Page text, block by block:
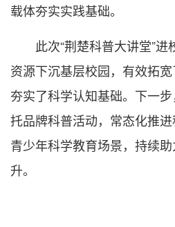
载体夯实实践基础。
此次“荆楚科普大讲堂”
资源下沉基层校园，有效拓宽
夯实了科学认知基础。下一
托品牌科普活动，常态化推
青少年科学教育场景，持续
升。